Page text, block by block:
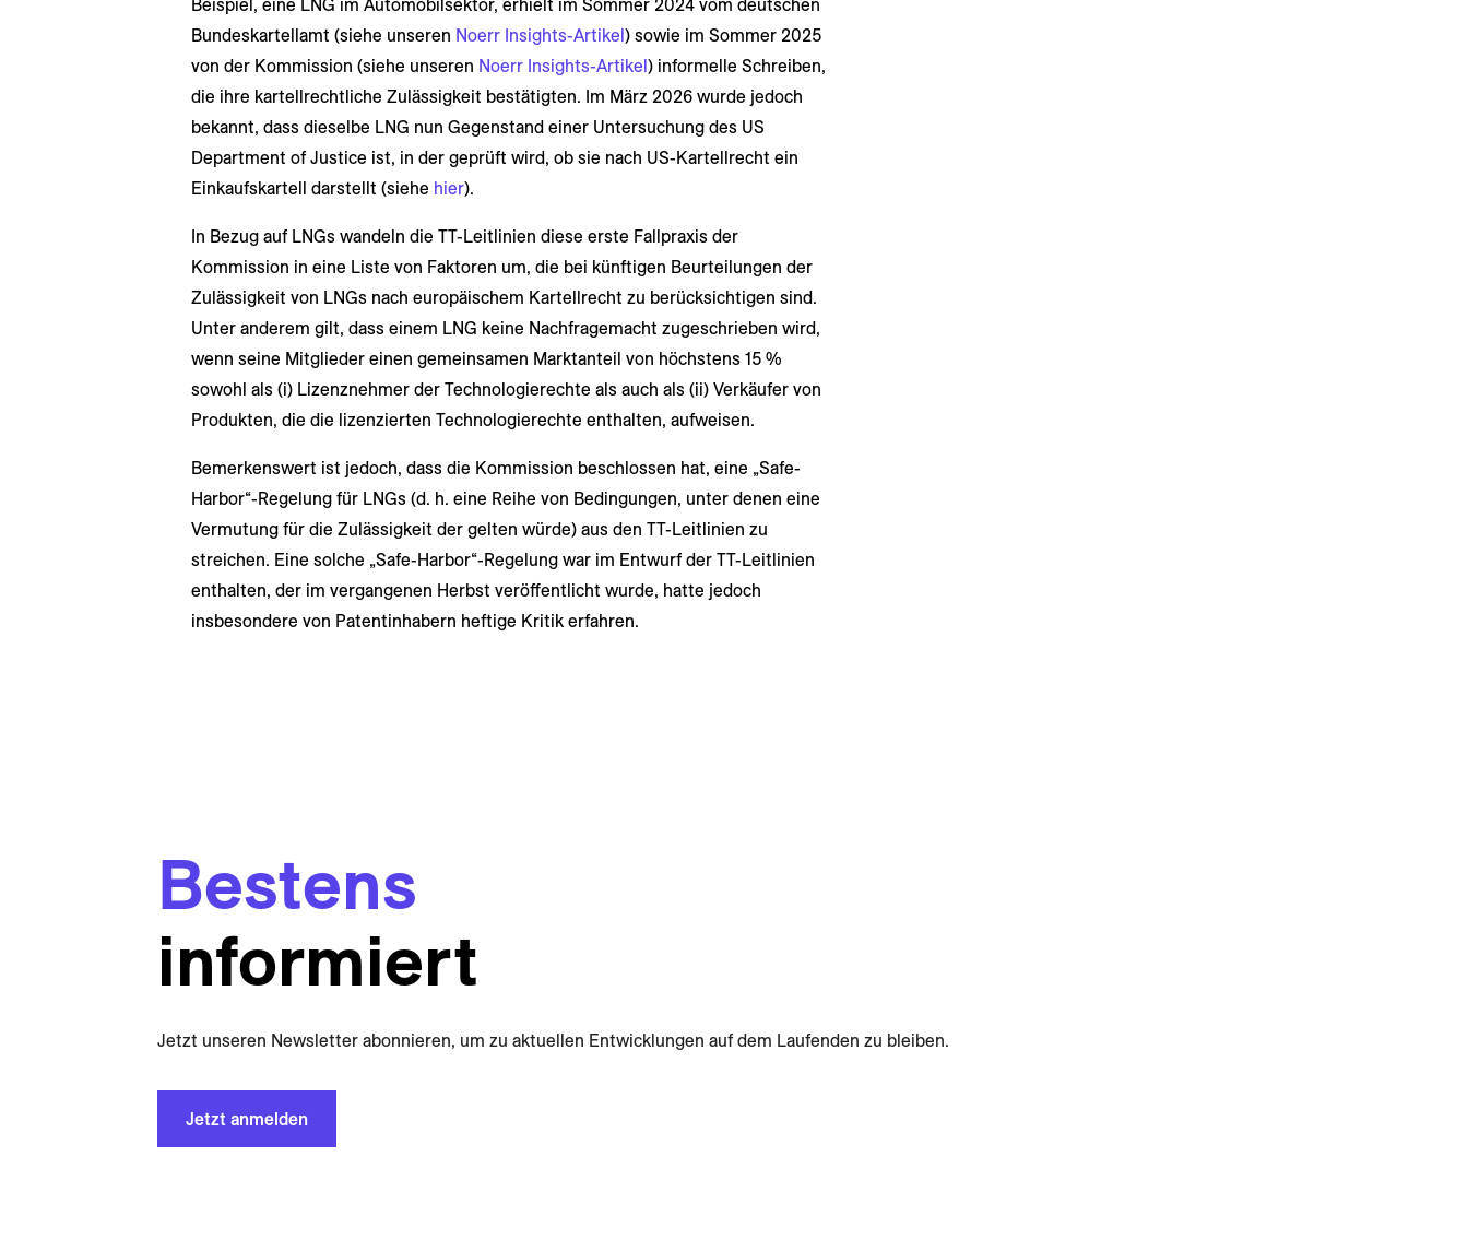
Beispiel, eine LNG im Automobilsektor, erhielt im Sommer 2024 vom deutschen
Bundeskartellamt (siehe unseren Noerr Insights-Artikel) sowie im Sommer 2025
von der Kommission (siehe unseren Noerr Insights-Artikel) informelle Schreiben,
die ihre kartellrechtliche Zulässigkeit bestätigten. Im März 2026 wurde jedoch
bekannt, dass dieselbe LNG nun Gegenstand einer Untersuchung des US
Department of Justice ist, in der geprüft wird, ob sie nach US-Kartellrecht ein
Einkaufskartell darstellt (siehe hier).
In Bezug auf LNGs wandeln die TT-Leitlinien diese erste Fallpraxis der
Kommission in eine Liste von Faktoren um, die bei künftigen Beurteilungen der
Zulässigkeit von LNGs nach europäischem Kartellrecht zu berücksichtigen sind.
Unter anderem gilt, dass einem LNG keine Nachfragemacht zugeschrieben wird,
wenn seine Mitglieder einen gemeinsamen Marktanteil von höchstens 15 %
sowohl als (i) Lizenznehmer der Technologierechte als auch als (ii) Verkäufer von
Produkten, die die lizenzierten Technologierechte enthalten, aufweisen.
Bemerkenswert ist jedoch, dass die Kommission beschlossen hat, eine „Safe-
Harbor“-Regelung für LNGs (d. h. eine Reihe von Bedingungen, unter denen eine
Vermutung für die Zulässigkeit der gelten würde) aus den TT-Leitlinien zu
streichen. Eine solche „Safe-Harbor“-Regelung war im Entwurf der TT-Leitlinien
enthalten, der im vergangenen Herbst veröffentlicht wurde, hatte jedoch
insbesondere von Patentinhabern heftige Kritik erfahren.
Bestens
informiert
Jetzt unseren Newsletter abonnieren, um zu aktuellen Entwicklungen auf dem Laufenden zu bleiben.
Jetzt anmelden